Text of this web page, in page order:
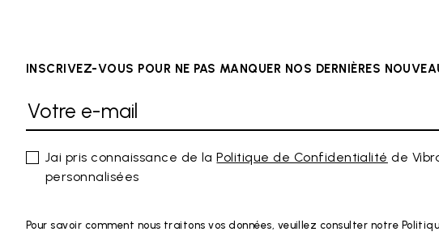
INSCRIVEZ-VOUS POUR NE PAS MANQUER NOS DERNIÈRES
Jai pris connaissance de laPolitique de Confidentialité de
personnalisées
Pour savoir comment nous traitons vos données, veuillez consulter notre